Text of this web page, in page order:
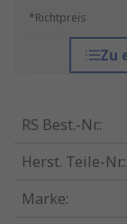
*Richtpreis
Zu
RS Best.-Nr.:
Herst. Teile-Nr.:
Marke: